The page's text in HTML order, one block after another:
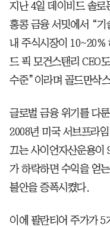
지난 4일 데이비드 솔로
홍콩 금융 서밋에서 “기
내 주식시장이 10~20%
드 픽 모건스탠리 CEO
수준”이라며 골드만삭
글로벌 금융 위기를 다
2008년 미국 서브프라
끄는 사이언자산운용이
가 하락하면 수익을 얻
불안을 증폭시켰다.
이에 팔란티어 주가가